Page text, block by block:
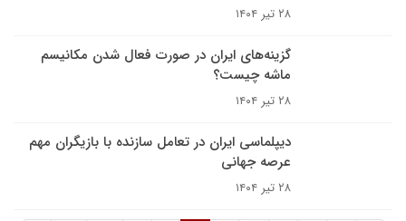
۲۸ تیر ۱۴۰۴
گزینه‌های ایران در صورت فعال شدن مکانیسم
ماشه چیست؟
۲۸ تیر ۱۴۰۴
دیپلماسی ایران در تعامل سازنده با بازیگران مهم
عرصه جهانی
۲۸ تیر ۱۴۰۴